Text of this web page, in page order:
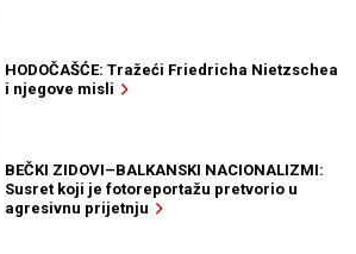
HODOČAŠĆE: Tražeći Friedricha Nietzschea
i njegove misli
BEČKI ZIDOVI–BALKANSKI NACIONALIZMI:
Susret koji je fotoreportažu pretvorio u
agresivnu prijetnju